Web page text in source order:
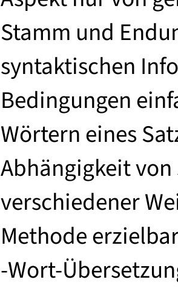
Stamm und
syntaktischen
Bedingungen
Wörtern eines
Abhängigkeit
verschiedener
Methode
-Wort-